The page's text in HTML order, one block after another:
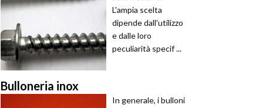
L'ampia scelta
dipende dall'utilizzo
e dalle loro
peculiarità specif ...
Bulloneria inox
In generale, i bulloni